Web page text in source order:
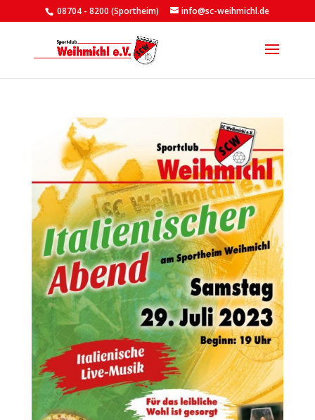
08704 - 8200 (Sportheim) info@sc-weihmichl.de